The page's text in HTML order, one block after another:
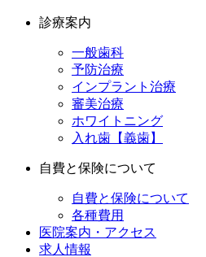
診療案内
一般歯科
予防治療
インプラント治療
審美治療
ホワイトニング
入れ歯【義歯】
自費と保険について
自費と保険について
各種費用
医院案内・アクセス
求人情報